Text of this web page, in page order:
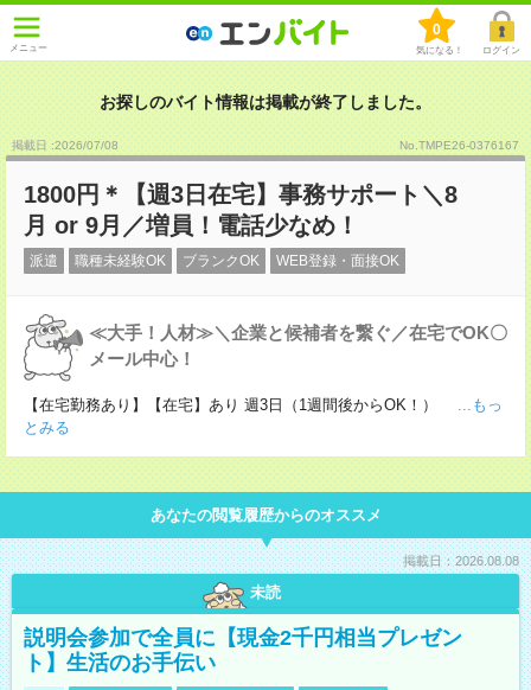
メニュー
0
気になる！ ログイン
お探しのバイト情報は掲載が終了しました。
掲載日 :2026/07/08 No.TMPE26-0376167
1800円＊【週3日在宅】事務サポート＼8
月 or 9月／増員！電話少なめ！
派遣 職種未経験OK ブランクOK WEB登録・面接OK
≪大手！人材≫＼企業と候補者を繋ぐ／在宅でOK〇
メール中心！
【在宅勤務あり】【在宅】あり 週3日（1週間後からOK！）
...もっ
とみる
あなたの閲覧履歴からのオススメ
掲載日：2026.08.08
未読
説明会参加で全員に【現金2千円相当プレゼン
ト】生活のお手伝い